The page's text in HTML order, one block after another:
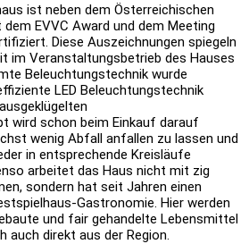
ist neben dem Österreichischen
EVVC Award und dem Meeting
Diese Auszeichnungen spiegeln
im Veranstaltungsbetrieb des Hauses
Beleuchtungstechnik wurde
LED Beleuchtungstechnik
wird schon beim Einkauf darauf
wenig Abfall anfallen zu lassen und
in entsprechende Kreisläufe
arbeitet das Haus nicht mit zig
sondern hat seit Jahren einen
Gastronomie. Hier werden
und fair gehandelte Lebensmittel
auch direkt aus der Region.